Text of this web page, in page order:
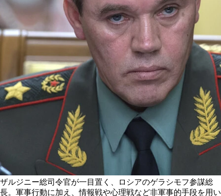
ザルジニー総司令官が一目置く、ロシアのゲラシモフ参謀総
長。軍事行動に加え、情報戦や心理戦など非軍事的手段を用い